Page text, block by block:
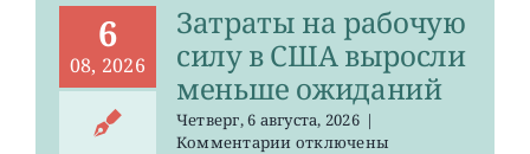
лет
6
08, 2026
Затраты на рабочую
силу в США выросли
меньше ожиданий
Четверг, 6 августа, 2026 |
Комментариикотключены